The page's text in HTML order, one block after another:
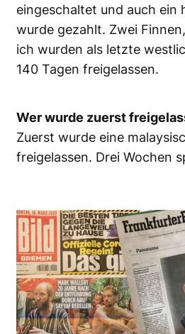
eingeschaltet und auch ein
wurde gezahlt. Zwei
ich wurden als letzte
140 Tagen freigelassen.
Wer wurde zuerst
Zuerst wurde eine
freigelassen. Drei Wochen